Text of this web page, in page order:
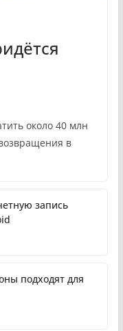
около 40 млн
в
запись
подходят для